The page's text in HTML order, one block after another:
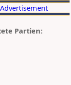
Partien: